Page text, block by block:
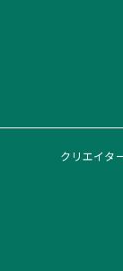
クリエイタ